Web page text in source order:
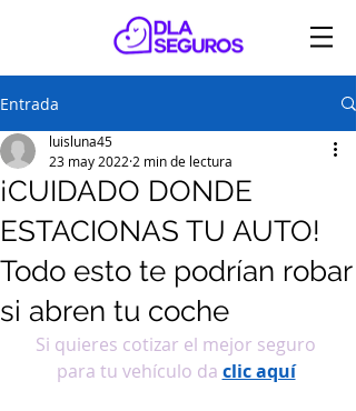
Entrada
¡CUIDADO DONDE
ESTACIONAS TU AUTO!
Todo esto te podrían robar
si abren tu coche
luisluna45
23 may 2022 2 min de lectura
Si quieres cotizar el mejor seguro
para tu vehículo da clic aquí